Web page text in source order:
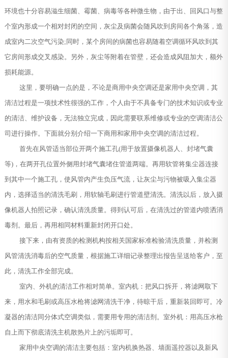
环境也十分容易滋生细菌、霉菌、病毒等各种微生物，由于出、回风口与整
个室内形成一个相对封闭的空间，灰尘及病菌会随风吹到房间各个角落，造
成室内二次空气污染;同时，某个房间的病菌也容易随着空调循环风吹到其
它房间形成交叉感染。另外，灰尘等附着在管壁，还会造成风阻加大，额外
损耗能源。
这里，要明确一点的是，不论是商用中央空调还是家用中央空调，其
清洁过程是一项技术性很强的工作，个人由于不具备专门的技术知识或专业
的清洁、维护设备，无法独立完成，因此需要联系维修或专业的空调清洁公
司进行操作。下面就分别介绍一下商用和家用中央空调的清洁过程。
首先在风管适当部位开两个施工孔(用于放置摄像机器人、封堵气囊
等)，在两开孔位置外侧用封堵气囊堵住管道两端。再用软管将集尘器连接
到其中一个施工孔，使风管内产生负压气流，让灰尘与污物被吸入集尘器
内，选择适当的清洗毛刷，用软轴毛刷进行管道壁清洗。清洗以后，放入摄
像机器人拍照记录，确认清洗质量。得到认可后，在清洗过的管道内喷洒消
毒剂。最后，再用相同材料重新封闭开口处。
接下来，由有资质的检测机构按相关国家标准检验清洗质量，并检测
风管清洗消毒后的空气质量，根据施工详细记录整理出报告呈送给客户，至
此，清洗工作全部完成。
室内、外机的清洁工作相对简单。室内机：把风口拆开，将滤网取下
来，用水和毛刷或高压水枪将滤网清洗干净，待晾干后，重新装回即可。冷
凝器的清洁同分体式空调类似，需要用专用的清洁剂。室外机：用高压水枪
自上而下彻底清洗主机散热片上的污垢即可。
家用中央空调的清洁主要包括：室内机换热器、墙面遥控器以及新风